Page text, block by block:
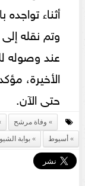
أثناء
وتم نقله
عند وصوله
الأخيرة،
حتى الآن.
وفاة مرشح
أسيوط
بوابة